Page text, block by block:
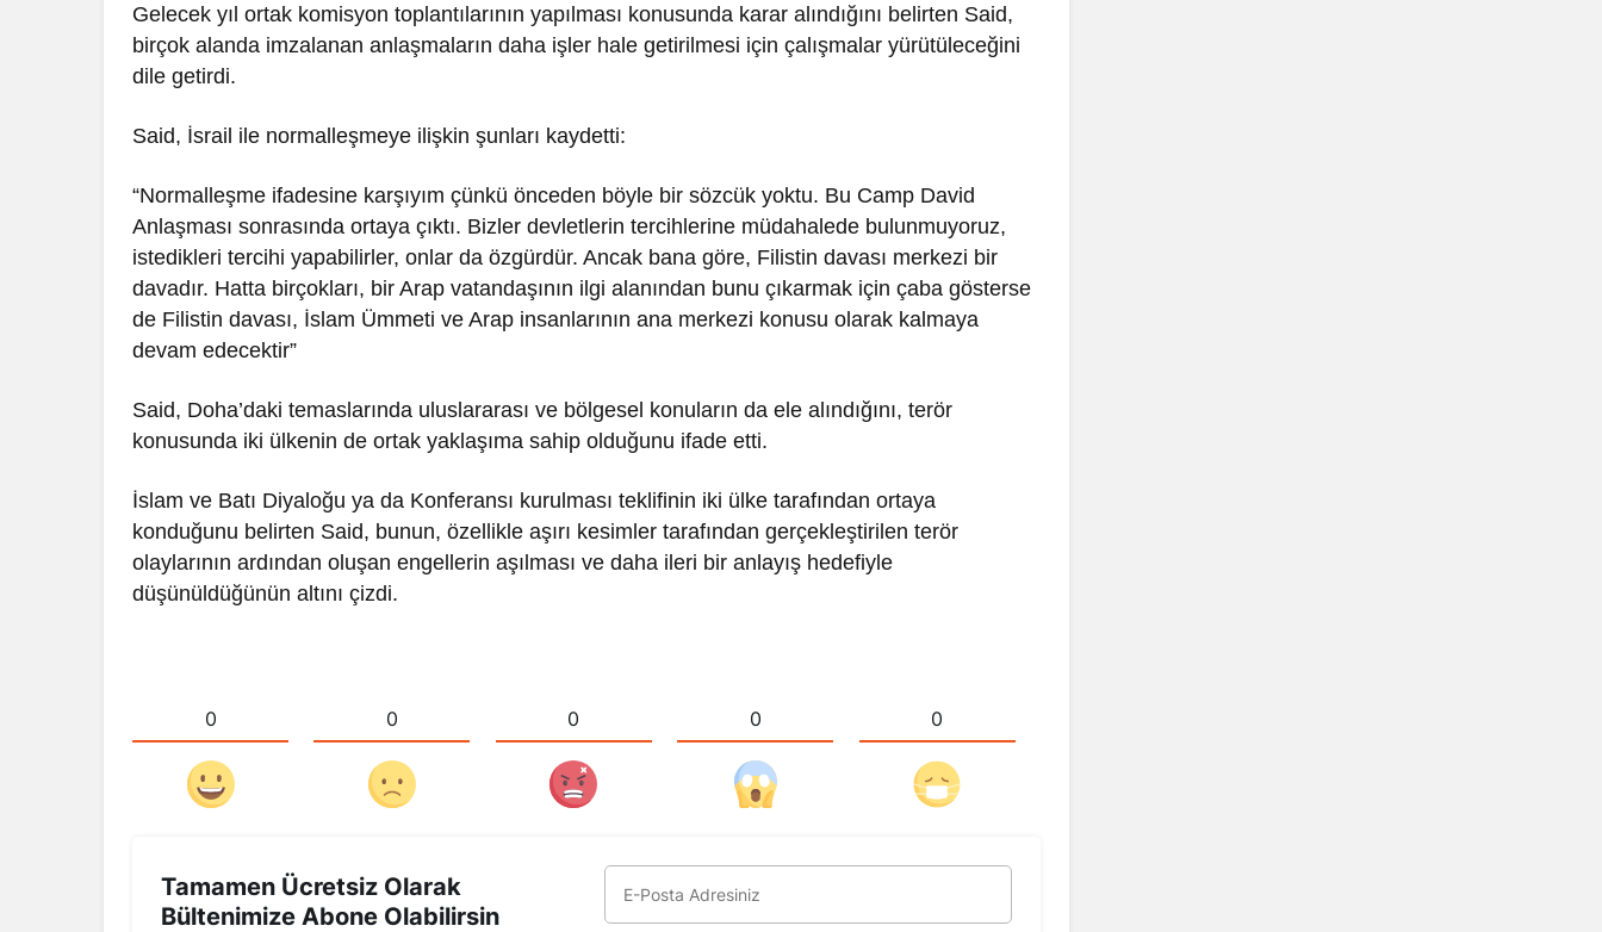
Gelecek yıl ortak komisyon toplantılarının yapılması konusunda karar alındığını belirten Said,
birçok alanda imzalanan anlaşmaların daha işler hale getirilmesi için çalışmalar yürütüleceğini
dile getirdi.
Said, İsrail ile normalleşmeye ilişkin şunları kaydetti:
“Normalleşme ifadesine karşıyım çünkü önceden böyle bir sözcük yoktu. Bu Camp David
Anlaşması sonrasında ortaya çıktı. Bizler devletlerin tercihlerine müdahalede bulunmuyoruz,
istedikleri tercihi yapabilirler, onlar da özgürdür. Ancak bana göre, Filistin davası merkezi bir
davadır. Hatta birçokları, bir Arap vatandaşının ilgi alanından bunu çıkarmak için çaba gösterse
de Filistin davası, İslam Ümmeti ve Arap insanlarının ana merkezi konusu olarak kalmaya
devam edecektir”
Said, Doha’daki temaslarında uluslararası ve bölgesel konuların da ele alındığını, terör
konusunda iki ülkenin de ortak yaklaşıma sahip olduğunu ifade etti.
İslam ve Batı Diyaloğu ya da Konferansı kurulması teklifinin iki ülke tarafından ortaya
konduğunu belirten Said, bunun, özellikle aşırı kesimler tarafından gerçekleştirilen terör
olaylarının ardından oluşan engellerin aşılması ve daha ileri bir anlayış hedefiyle
düşünüldüğünün altını çizdi.
0 0 0 0 0
Tamamen Ücretsiz Olarak
Bültenimize Abone Olabilirsin